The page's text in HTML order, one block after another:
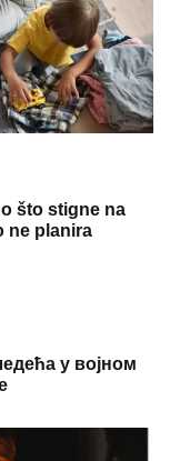
što stigne na
ne planira
у војном